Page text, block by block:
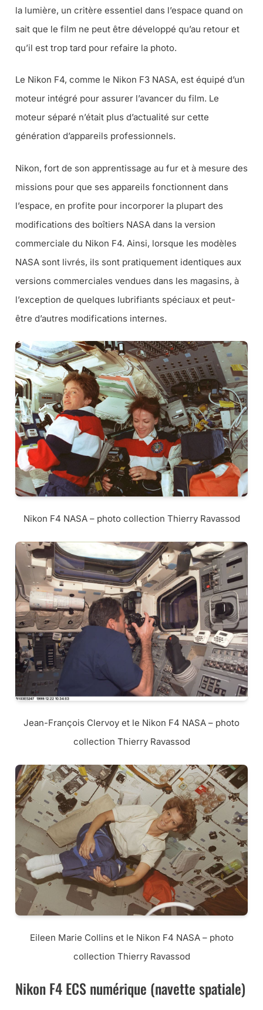
la lumière, un critère essentiel dans l’espace quand on
sait que le film ne peut être développé qu’au retour et
qu’il est trop tard pour refaire la photo.
Le Nikon F4, comme le Nikon F3 NASA, est équipé d’un
moteur intégré pour assurer l’avancer du film. Le
moteur séparé n’était plus d’actualité sur cette
génération d’appareils professionnels.
Nikon, fort de son apprentissage au fur et à mesure des
missions pour que ses appareils fonctionnent dans
l’espace, en profite pour incorporer la plupart des
modifications des boîtiers NASA dans la version
commerciale du Nikon F4. Ainsi, lorsque les modèles
NASA sont livrés, ils sont pratiquement identiques aux
versions commerciales vendues dans les magasins, à
l’exception de quelques lubrifiants spéciaux et peut-
être d’autres modifications internes.
Nikon F4 NASA – photo collection Thierry Ravassod
Jean-François Clervoy et le Nikon F4 NASA – photo
collection Thierry Ravassod
Eileen Marie Collins et le Nikon F4 NASA – photo
collection Thierry Ravassod
Nikon F4 ECS numérique (navette spatiale)